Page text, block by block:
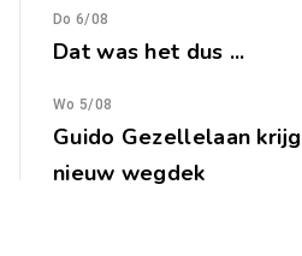
Do 6/08
Dat was het dus ...
Wo 5/08
Guido Gezellelaan
nieuw wegdek